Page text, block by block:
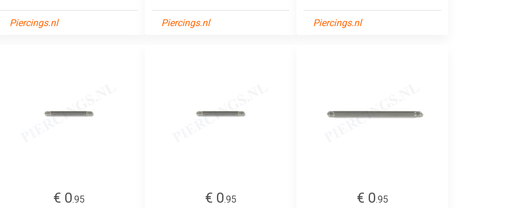
Piercings.nl Piercings.nl Piercings.nl
€ 0.95
€ 0.95
€ 0.95